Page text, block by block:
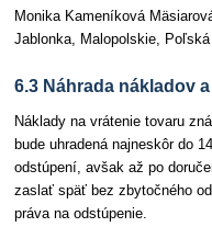
Monika Kameníková
Jablonka, Malopolskie, Poľská
6.3 Náhrada nákladov
Náklady na vrátenie tovaru
bude uhradená najneskôr do
odstúpení, avšak až po
zaslať späť bez zbytočného
práva na odstúpenie.